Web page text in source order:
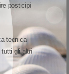
posticipi
tecnica
tutti gli altri
vale per le
massimo livello le
innovativa che
e di evolversi di